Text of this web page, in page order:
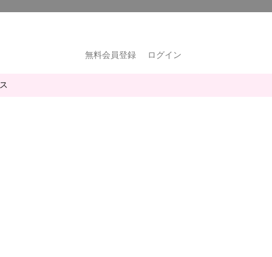
無料会員登録 ログイン